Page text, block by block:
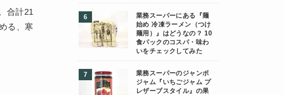
合計21
る、寒
業務スーパーにある『麺
始め 冷凍ラーメン（つけ
麺用）』はどうなの？ 10
食パックのコスパ・味わ
いをチェックしてみた
業務スーパーのジャンボ
ジャム『いちごジャム プ
レザーブスタイル』の果